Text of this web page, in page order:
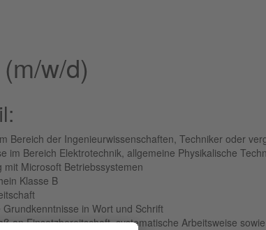
w/d)
Bereich der Ingenieurwissenschaften, Techniker oder
im Bereich Elektrotechnik, allgemeine Physikalische
mit Microsoft Betriebssystemen
Klasse B
Grundkenntnisse in Wort und Schrift
an Einsatzbereitschaft, systematische Arbeitsweise